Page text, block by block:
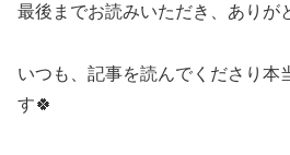
最後までお読みいただき、ありが
いつも、記事を読んでくださり本
す🍀